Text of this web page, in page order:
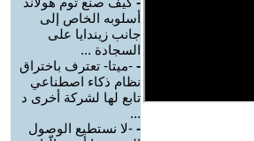
أسلوبه الخاص إلى
جانب زيندايا على
السجادة ...
- -ميتا- تعترف باختراق
نظام ذكاء اصطناعي
تابع لها لشركة أخرى د
...
- -لا نستطيع الوصول